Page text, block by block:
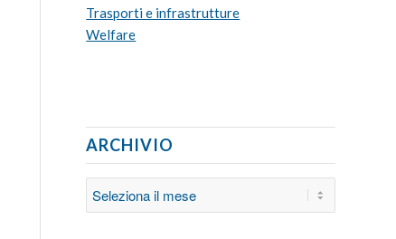
Trasporti e infrastrutture
Welfare
ARCHIVIO